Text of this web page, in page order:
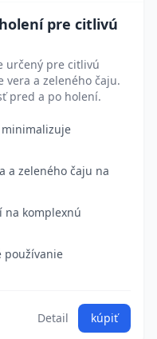
pre citlivú
určený pre citlivú
vera a zeleného čaju.
pred a po holení.
a zeleného čaju na
na komplexnú
používanie
Detail kúpiť